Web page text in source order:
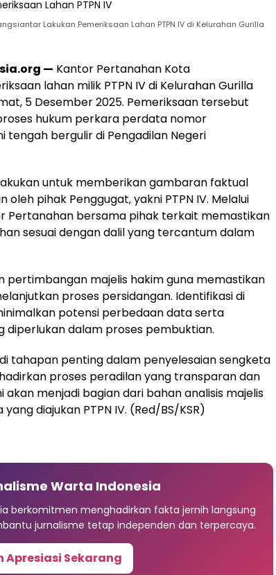
Lakukan Pemeriksaan Lahan PTPN IV di Kelurahan Gurilla
— Kantor Pertanahan Kota
lahan milik PTPN IV di Kelurahan Gurilla
5 Desember 2025. Pemeriksaan tersebut
hukum perkara perdata nomor
tengah bergulir di Pengadilan Negeri
untuk memberikan gambaran faktual
pihak Penggugat, yakni PTPN IV. Melalui
Pertanahan bersama pihak terkait memastikan
sesuai dengan dalil yang tercantum dalam
pertimbangan majelis hakim guna memastikan
proses persidangan. Identifikasi di
potensi perbedaan data serta
diperlukan dalam proses pembuktian.
tahapan penting dalam penyelesaian sengketa
proses peradilan yang transparan dan
akan menjadi bagian dari bahan analisis majelis
diajukan PTPN IV. (Red/BS/KSR)
Warta Indonesia
berkomitmen menghadirkan fakta jernih langsung
jurnalisme tetap independen dan terpercaya.
Apresiasi Sekarang